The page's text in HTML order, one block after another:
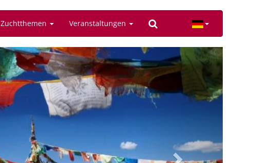
Zuchtthemen Veranstaltungen
Next